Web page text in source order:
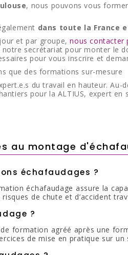
, nous pouvons vous
dans toute la France
et par groupe,nous contacter
secrétariat pour monter le
pour vous inscrire et
que des formations sur-mesure
du travail en hauteur.
pour la ALTIUS, expert en
au montage
échafaudages ?
échafaudage assure la
de chute et d’accident
?
formation agréé après une
de mise en pratique sur un